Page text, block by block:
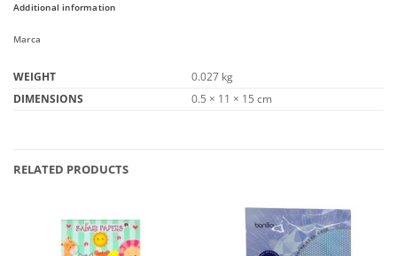
Additional information
Marca
WEIGHT
0.027 kg
DIMENSIONS
0.5 × 11 × 15 cm
RELATED PRODUCTS